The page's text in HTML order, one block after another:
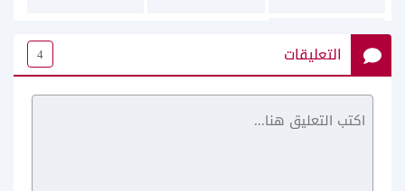
BOTIM
التعليقات 4